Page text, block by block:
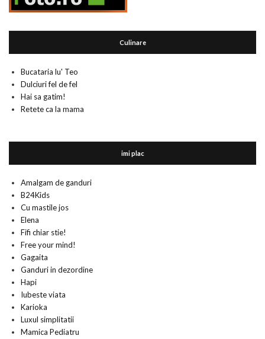
Culinare
Bucataria lu' Teo
Dulciuri fel de fel
Hai sa gatim!
Retete ca la mama
imi plac
Amalgam de ganduri
B24Kids
Cu mastile jos
Elena
Fifi chiar stie!
Free your mind!
Gagaita
Ganduri in dezordine
Hapi
Iubeste viata
Karioka
Luxul simplitatii
Mamica Pediatru